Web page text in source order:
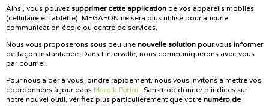
Ainsi, vous pouvez supprimer cette application de vos appareils mobiles
(cellulaire et tablette). MEGAFON ne sera plus utilisé pour aucune
communication école ou centre de services.
Nous vous proposerons sous peu une nouvelle solution pour vous informer
de façon instantanée. Dans l’intervalle, nous communiquerons avec vous
par courriel.
Pour nous aider à vous joindre rapidement, nous vous invitons à mettre vos
coordonnées à jour dans Mozaïk Portail . Sans trop donner d’indices sur
notre nouvel outil, vérifiez plus particulièrement que votre numéro de